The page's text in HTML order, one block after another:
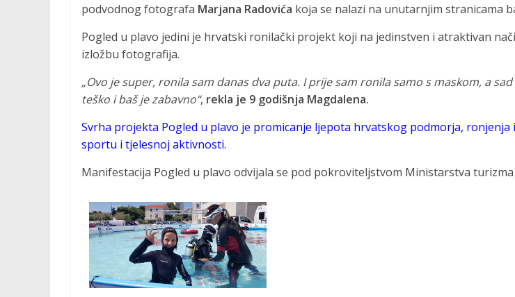
podvodnog fotografa Marjana Radovića koja se nalazi na unutarnjim stranicama
Pogled u plavo jedini je hrvatski ronilački projekt koji na jedinstven i atraktivan
izložbu fotografija.
„Ovo je super, ronila sam danas dva puta. I prije sam ronila samo s maskom, a
teško i baš je zabavno“, rekla je 9 godišnja Magdalena.
Svrha projekta Pogled u plavo je promicanje ljepota hrvatskog podmorja,
sportu i tjelesnoj aktivnosti.
Manifestacija Pogled u plavo odvijala se pod pokroviteljstvom Ministarstva